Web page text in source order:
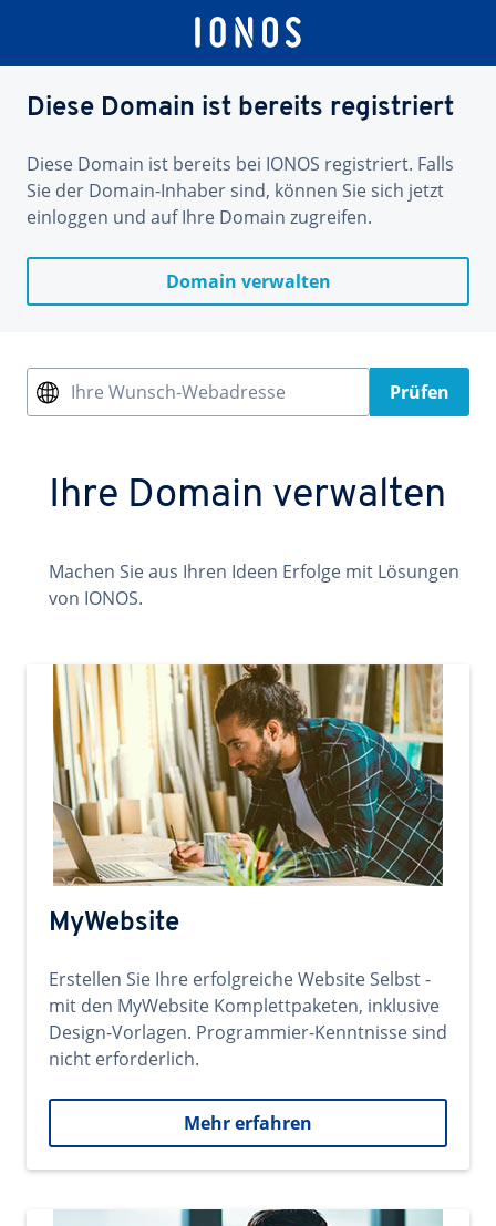
Diese Domain ist bereits registriert
Diese Domain ist bereits bei IONOS registriert. Falls
Sie der Domain-Inhaber sind, können Sie sich jetzt
einloggen und auf Ihre Domain zugreifen.
Domain verwalten
Ihre Wunsch-Webadresse Prüfen
Ihre Domain verwalten
Machen Sie aus Ihren Ideen Erfolge mit Lösungen
von IONOS.
MyWebsite
Erstellen Sie Ihre erfolgreiche Website Selbst -
mit den MyWebsite Komplettpaketen, inklusive
Design-Vorlagen. Programmier-Kenntnisse sind
nicht erforderlich.
Mehr erfahren